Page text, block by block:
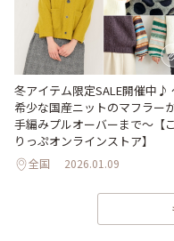
冬アイテム限定SALE開催中♪
希少な国産ニットのマフラー
手編みプルオーバーまで～【
りっぷオンラインストア】
全国 2026.01.09